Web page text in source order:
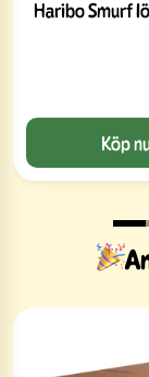
Haribo Smurf
Köp